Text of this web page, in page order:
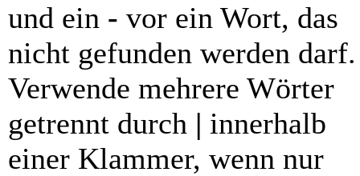
und ein - vor ein Wort, das
nicht gefunden werden darf.
Verwende mehrere Wörter
getrennt durch | innerhalb
einer Klammer, wenn nur